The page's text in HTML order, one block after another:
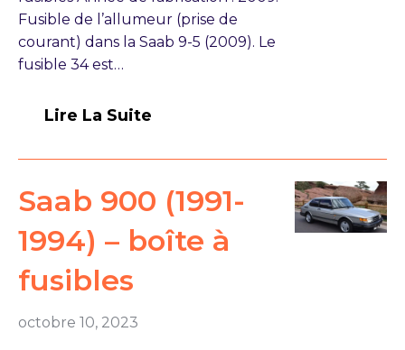
Fusible de l’allumeur (prise de
courant) dans la Saab 9-5 (2009). Le
fusible 34 est…
Lire La Suite
Saab 900 (1991-
1994) – boîte à
fusibles
octobre 10, 2023